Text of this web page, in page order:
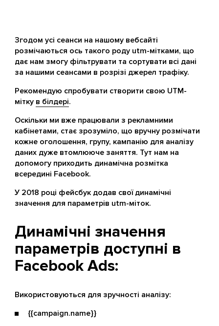
Згодом усі сеанси на нашому вебсайті
розмічаються ось такого роду utm-мітками, що
дає нам змогу фільтрувати та сортувати всі дані
за нашими сеансами в розрізі джерел трафіку.
Рекомендую спробувати створити свою UTM-
мітку в білдері.
Оскільки ми вже працювали з рекламними
кабінетами, стає зрозуміло, що вручну розмічати
кожне оголошення, групу, кампанію для аналізу
даних дуже втомлююче заняття. Тут нам на
допомогу приходить динамічна розмітка
всередині Facebook.
У 2018 році фейсбук додав свої динамічні
значення для параметрів utm-міток.
Динамічні значення
параметрів доступні в
Facebook Ads:
Використовуються для зручності аналізу:
{{campaign.name}}